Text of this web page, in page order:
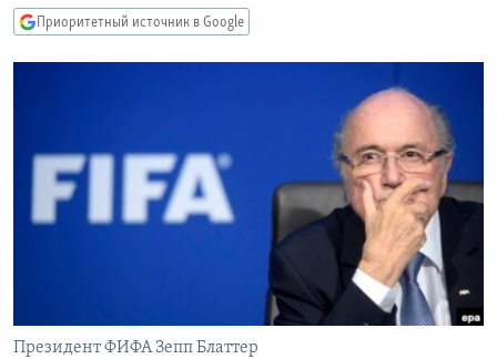
главной
навигации
Вернутся
IDEL.РЕАЛИИ
СИБИРЬ.РЕАЛИИ
РАСПИСАНИЕ ВЕЩАНИЯ
ПОДПИШИТЕСЬ НА РАССЫЛКУ
Приоритетный источник в Google
Президент ФИФА Зепп Блаттер